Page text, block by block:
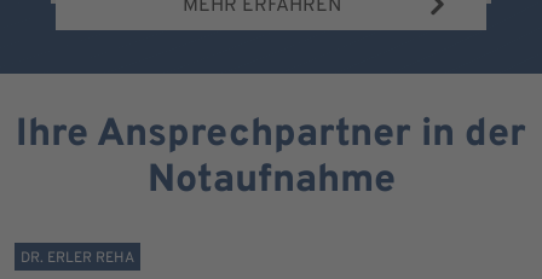
MEHR ERFAHREN
Ihre Ansprechpartner in der
Notaufnahme
DR. ERLER REHA